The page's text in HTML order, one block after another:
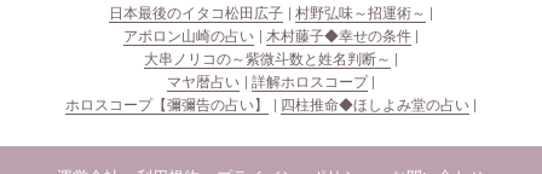
日本最後のイタコ松田広子
村野弘味～招運術～
アポロン山崎の占い
木村藤子◆幸せの条件
大串ノリコの～紫微斗数と姓名判断～
マヤ暦占い
詳解ホロスコープ
ホロスコープ【彌彌告の占い】
四柱推命◆ほしよみ堂の占い